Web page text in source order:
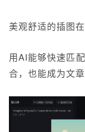
美观舒适的插图
用AI能够快速匹
合，也能成为文章